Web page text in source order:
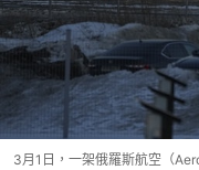
3月1日，一架俄羅斯航空（